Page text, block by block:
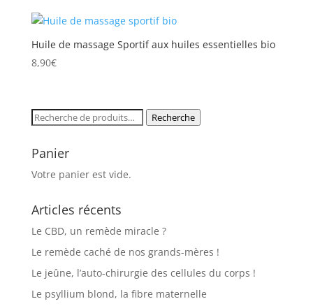
Huile de massage Sportif aux huiles essentielles bio
8,90€
Recherche
Recherche
Panier
Votre panier est vide.
Articles récents
Le CBD, un remède miracle ?
Le remède caché de nos grands-mères !
Le jeûne, l’auto-chirurgie des cellules du corps !
Le psyllium blond, la fibre maternelle